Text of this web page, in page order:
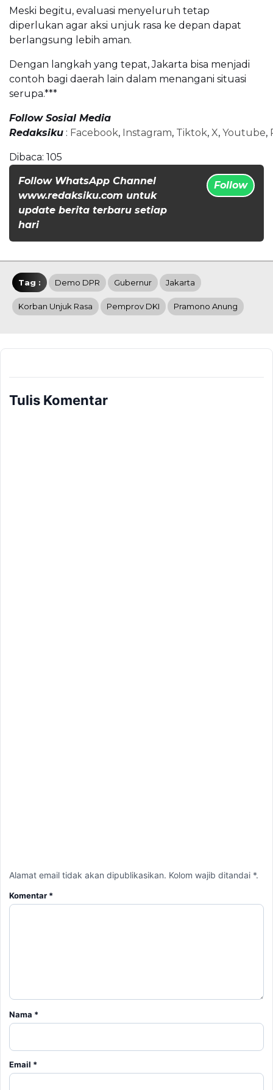
Meski begitu, evaluasi menyeluruh tetap
diperlukan agar aksi unjuk rasa ke depan dapat
berlangsung lebih aman.
Dengan langkah yang tepat, Jakarta bisa menjadi
contoh bagi daerah lain dalam menangani situasi
serupa.***
Follow Sosial Media
Redaksiku : Facebook, Instagram, Tiktok, X, Youtube,
Dibaca: 105
Follow WhatsApp Channel
www.redaksiku.com untuk
update berita terbaru setiap
hari
Follow
Tag : Demo DPR Gubernur Jakarta
Korban Unjuk Rasa Pemprov DKI Pramono Anung
Tulis Komentar
Alamat email tidak akan dipublikasikan. Kolom wajib ditandai *.
Komentar *
Nama *
Email *